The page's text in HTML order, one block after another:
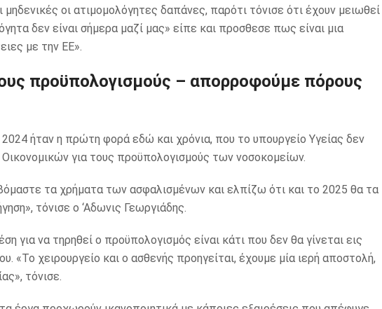
οι ατιμομολόγητες δαπάνες, παρότι τόνισε ότι έχουν μειωθεί
δεν είναι σήμερα μαζί μας» είπε και προσθεσε πως είναι μια
με την ΕΕ».
προϋπολογισμούς – απορροφούμε πόρους
ήταν η πρώτη φορά εδώ και χρόνια, που το υπουργείο Υγείας δεν
για τους προϋπολογισμούς των νοσοκομείων.
τα χρήματα των ασφαλισμένων και ελπίζω ότι και το 2025 θα τα
τόνισε ο ‘Αδωνις Γεωργιάδης.
για να τηρηθεί ο προϋπολογισμός είναι κάτι που δεν θα γίνεται εις
«Το χειρουργείο και ο ασθενής προηγείται, έχουμε μία ιερή αποστολή,
τόνισε.